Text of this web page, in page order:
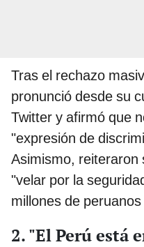
Tras el rechazo
pronunció desde su
Twitter y afirmó que
"expresión de
Asimismo, reiteraron
"velar por la
millones de
2. "El Perú está